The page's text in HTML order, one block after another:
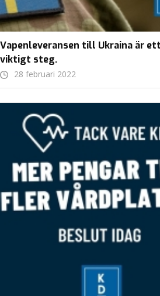
Vapenleveransen till Ukraina är
viktigt steg.
28 februari 2022